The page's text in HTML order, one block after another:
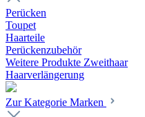
Perücken
Toupet
Haarteile
Perückenzubehör
Weitere Produkte Zweithaar
Haarverlängerung
Zur Kategorie Marken